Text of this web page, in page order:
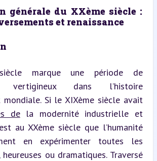
générale du XXème siècle :
et renaissance
marque une période de
vertigineux dans l’histoire
mondiale. Si le XIXème siècle avait
de la modernité industrielle et
au XXème siècle que l’humanité
en expérimenter toutes les
heureuses ou dramatiques. Traversé